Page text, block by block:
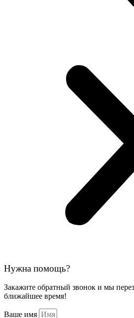
Нужна помощь?
Закажите обратный звонок и мы
ближайшее время!
Ваше имя